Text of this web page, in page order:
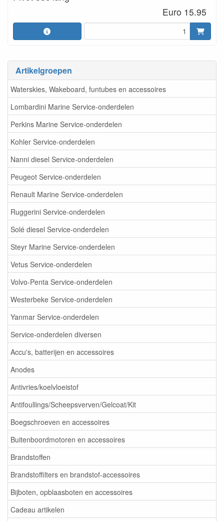
Artikelgroepen
Waterskies, Wakeboard, funtubes en accessoires
Lombardini Marine Service-onderdelen
Perkins Marine Service-onderdelen
Kohler Service-onderdelen
Nanni diesel Service-onderdelen
Peugeot Service-onderdelen
Renault Marine Service-onderdelen
Ruggerini Service-onderdelen
Solé diesel Service-onderdelen
Steyr Marine Service-onderdelen
Vetus Service-onderdelen
Volvo-Penta Service-onderdelen
Westerbeke Service-onderdelen
Yanmar Service-onderdelen
Service-onderdelen diversen
Accu's, batterijen en accessoires
Anodes
Antivries/koelvloeistof
Antifoullings/Scheepsverven/Gelcoat/Kit
Boegschroeven en accessoires
Buitenboordmotoren en accessoires
Brandstoffen
Brandstoffilters en brandstof-accessoires
Bijboten, opblaasboten en accessoires
Cadeau artikelen
Euro 15.95